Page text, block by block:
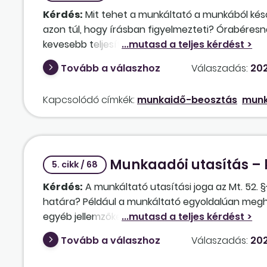
Kérdés: Mit tehet a munkáltató a munkából
azon túl, hogy írásban figyelmezteti?
kevesebb teljesítmény után kevesebb bért kap
akkor még a bére sem csökken. Igazolatlan
T1041-en nem kell jelenteni. Mivel
jelenség óta minden megváltozott, ha a munka
távozás miatti kieső időre – ami igazolatlan
ledolgozott 7,5 óra mellé a késő dolgozónak
beléptetőrendszerből, kötelezhető-e a
Tovább a válaszhoz Válaszadás:
Kapcsolódó címkék: munkaidő-beosztás
5. cikk / 68 Munkaadói utasítás –
Kérdés: A munkáltató utasítási joga az Mt. 52.
határa? Például a munkáltató egyoldalúan
egyéb jellemzőket (pl. a munkaruha viselését)?
minősülő „egyszerű” nyilatkozatnak minősül?
Tovább a válaszhoz Válaszadás: